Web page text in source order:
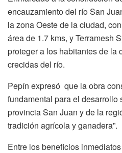
encauzamiento del río San
la zona Oeste de la ciudad,
área de 1.7 kms, y Terramesh
proteger a los habitantes de la
crecidas del río.
Pepín expresó que la obra
fundamental para el desarrollo
provincia San Juan y de la
tradición agrícola y ganadera”.
Entre los beneficios